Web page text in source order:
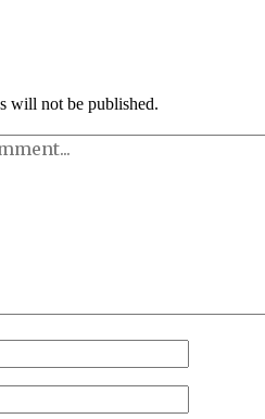
will not be published.